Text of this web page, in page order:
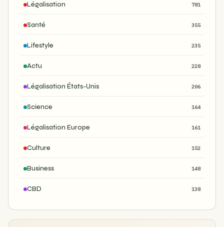
Légalisation 781
Santé 355
Lifestyle 235
Actu 228
Légalisation États-Unis 206
Science 164
Légalisation Europe 161
Culture 152
Business 148
CBD 138